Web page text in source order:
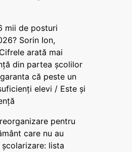
mii de posturi
Sorin Ion,
arată mai
din partea școlilor
că peste un
elevi / Este și
pentru
care nu au
lista